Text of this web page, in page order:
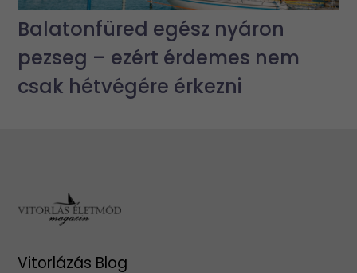
Balatonfüred egész nyáron
pezseg – ezért érdemes nem
csak hétvégére érkezni
Vitorlázás Blog